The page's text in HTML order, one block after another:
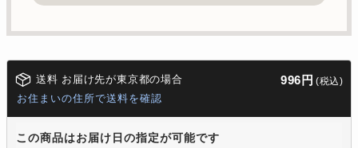
送料 お届け先が東京都の場合 996円 (税込)
お住まいの住所で送料を確認
この商品はお届け日の指定が可能です